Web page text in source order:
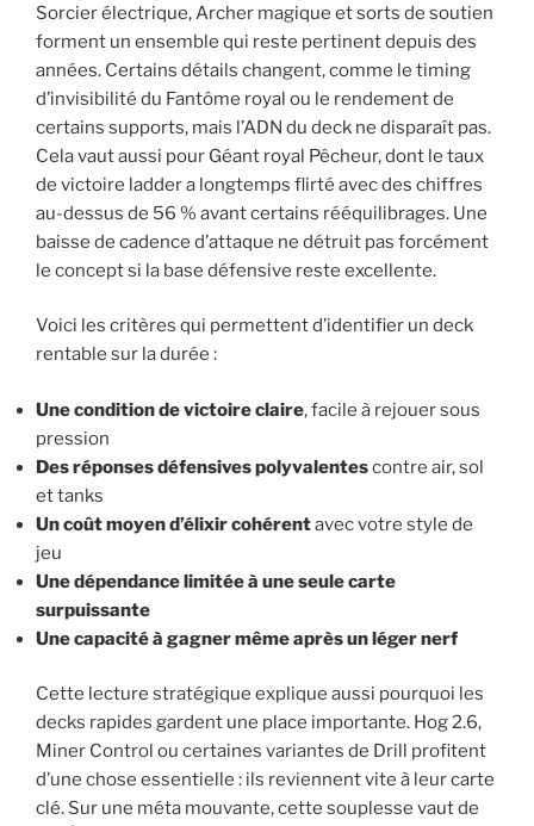
Sorcier électrique, Archer magique et sorts de soutien
forment un ensemble qui reste pertinent depuis des
années. Certains détails changent, comme le timing
d’invisibilité du Fantôme royal ou le rendement de
certains supports, mais l’ADN du deck ne disparaît pas.
Cela vaut aussi pour Géant royal Pêcheur, dont le taux
de victoire ladder a longtemps flirté avec des chiffres
au-dessus de 56 % avant certains rééquilibrages. Une
baisse de cadence d’attaque ne détruit pas forcément
le concept si la base défensive reste excellente.
Voici les critères qui permettent d’identifier un deck
rentable sur la durée :
Une condition de victoire claire, facile à rejouer sous
pression
Des réponses défensives polyvalentescontre air, sol
et tanks
Un coût moyen d’élixir cohérentavec votre style de
jeu
Une dépendance limitée à une seule carte
surpuissante
Une capacité à gagner même après un léger nerf
Cette lecture stratégique explique aussi pourquoi les
decks rapides gardent une place importante. Hog 2.6,
Miner Control ou certaines variantes de Drill profitent
d’une chose essentielle : ils reviennent vite à leur carte
clé. Sur une méta mouvante, cette souplesse vaut de